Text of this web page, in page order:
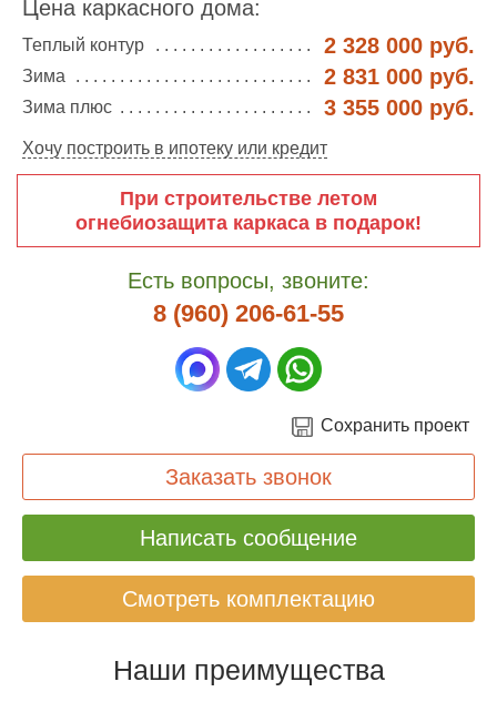
Цена каркасного дома:
Теплый контур 2 328 000 руб.
Зима 2 831 000 руб.
Зима плюс 3 355 000 руб.
Хочу построить в ипотеку или кредит
При строительстве летом
огнебиозащита каркаса в подарок!
Есть вопросы, звоните:
8 (960) 206-61-55
Сохранить проект
Заказать звонок
Написать сообщение
Смотреть комплектацию
Наши преимущества